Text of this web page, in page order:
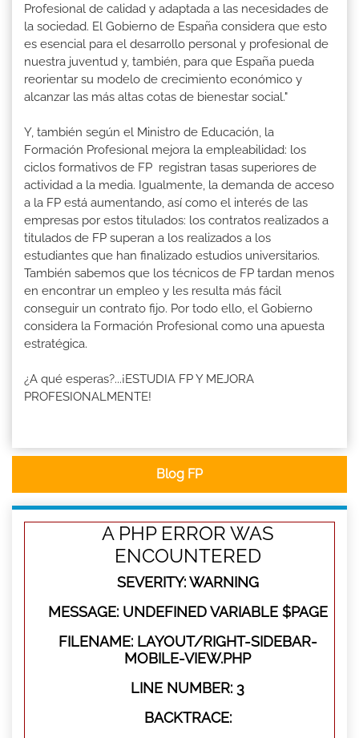
Profesional de calidad y adaptada a las necesidades de
la sociedad. El Gobierno de España considera que esto
es esencial para el desarrollo personal y profesional de
nuestra juventud y, también, para que España pueda
reorientar su modelo de crecimiento económico y
alcanzar las más altas cotas de bienestar social."
Y, también según el Ministro de Educación, la
Formación Profesional mejora la empleabilidad: los
ciclos formativos de FP registran tasas superiores de
actividad a la media. Igualmente, la demanda de acceso
a la FP está aumentando, así como el interés de las
empresas por estos titulados: los contratos realizados a
titulados de FP superan a los realizados a los
estudiantes que han finalizado estudios universitarios.
También sabemos que los técnicos de FP tardan menos
en encontrar un empleo y les resulta más fácil
conseguir un contrato fijo. Por todo ello, el Gobierno
considera la Formación Profesional como una apuesta
estratégica.
¿A qué esperas?...¡ESTUDIA FP Y MEJORA
PROFESIONALMENTE!
Blog FP
A PHP ERROR WAS
ENCOUNTERED
SEVERITY: WARNING
MESSAGE: UNDEFINED VARIABLE $PAGE
FILENAME: LAYOUT/RIGHT-SIDEBAR-
MOBILE-VIEW.PHP
LINE NUMBER: 3
BACKTRACE: